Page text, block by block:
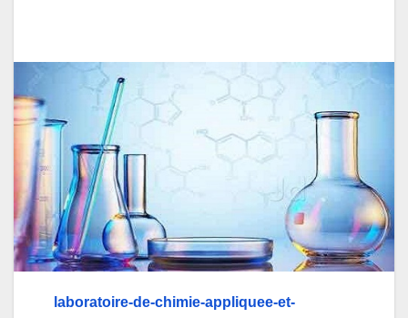
laboratoire-de-chimie-appliquee-et-